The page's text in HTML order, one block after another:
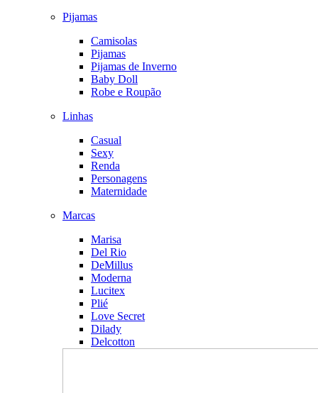
Pijamas
Camisolas
Pijamas
Pijamas de Inverno
Baby Doll
Robe e Roupão
Linhas
Casual
Sexy
Renda
Personagens
Maternidade
Marcas
Marisa
Del Rio
DeMillus
Moderna
Lucitex
Plié
Love Secret
Dilady
Delcotton